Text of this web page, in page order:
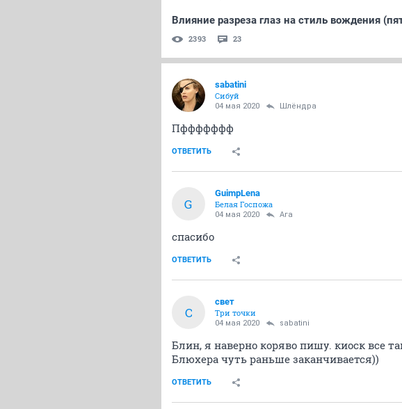
Влияние разреза глаз на стиль вождения
2393 23
sabatini
Сибуй
04 мая 2020 Шлёндра
Пффффффф
ОТВЕТИТЬ
G
GuimpLena
Белая Госпожа
04 мая 2020 Ага
спасибо
ОТВЕТИТЬ
С
свет
Три точки
04 мая 2020 sabatini
Блин, я наверно коряво пишу. киоск все
Блюхера чуть раньше заканчивается))
ОТВЕТИТЬ